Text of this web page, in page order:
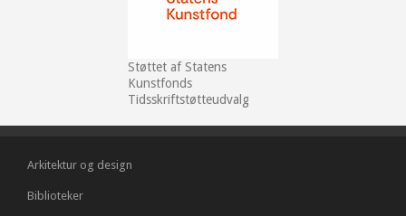
Støttet af Statens
Kunstfonds
Tidsskriftstøtteudvalg
Arkitektur og design
Biblioteker